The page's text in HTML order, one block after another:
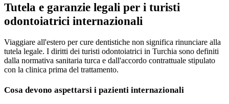
Tutela e garanzie legali per i turisti
odontoiatrici internazionali
Viaggiare all'estero per cure dentistiche non significa rinunciare alla
tutela legale. I diritti dei turisti odontoiatrici in Turchia sono definiti
dalla normativa sanitaria turca e dall'accordo contrattuale stipulato
con la clinica prima del trattamento.
Cosa devono aspettarsi i pazienti internazionali